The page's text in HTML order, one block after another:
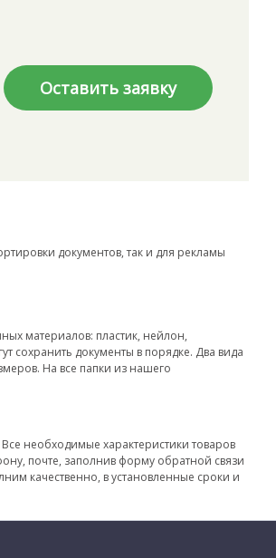
Оставить заявку
документов, так и для рекламы
материалов: пластик, нейлон,
сохранить документы в порядке. Два вида
На все папки из нашего
необходимые характеристики товаров
почте, заполнив форму обратной связи
качественно, в установленные сроки и